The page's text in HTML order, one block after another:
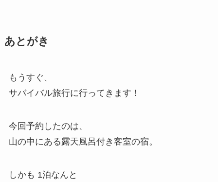
あとがき
もうすぐ、
サバイバル旅行に行ってきます！
今回予約したのは、
山の中にある露天風呂付き客室の宿。
しかも 1泊なんと